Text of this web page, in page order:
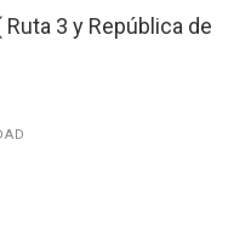
3 y República de